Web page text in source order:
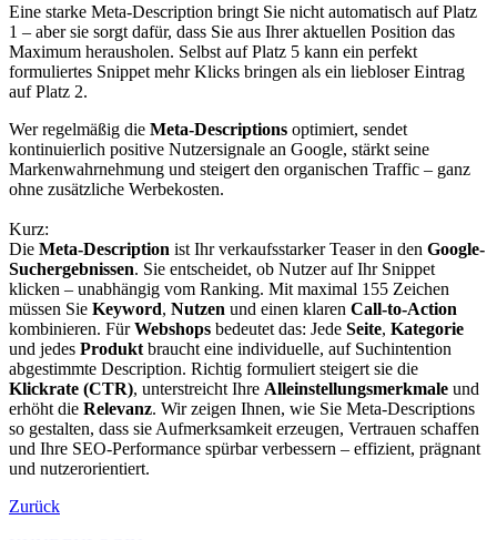
Eine starke Meta-Description bringt Sie nicht automatisch auf Platz
1 – aber sie sorgt dafür, dass Sie aus Ihrer aktuellen Position das
Maximum herausholen. Selbst auf Platz 5 kann ein perfekt
formuliertes Snippet mehr Klicks bringen als ein liebloser Eintrag
auf Platz 2.
Wer regelmäßig die Meta-Descriptions optimiert, sendet
kontinuierlich positive Nutzersignale an Google, stärkt seine
Markenwahrnehmung und steigert den organischen Traffic – ganz
ohne zusätzliche Werbekosten.
Kurz:
Die Meta-Description ist Ihr verkaufsstarker Teaser in den Google-
Suchergebnissen. Sie entscheidet, ob Nutzer auf Ihr Snippet
klicken – unabhängig vom Ranking. Mit maximal 155 Zeichen
müssen Sie Keyword, Nutzen und einen klaren Call-to-Action
kombinieren. FürWebshops bedeutet das: Jede Seite, Kategorie
und jedes Produkt braucht eine individuelle, auf Suchintention
abgestimmte Description. Richtig formuliert steigert sie die
Klickrate (CTR), unterstreicht Ihre Alleinstellungsmerkmale und
erhöht die Relevanz. Wir zeigen Ihnen, wie Sie Meta-Descriptions
so gestalten, dass sie Aufmerksamkeit erzeugen, Vertrauen schaffen
und Ihre SEO-Performance spürbar verbessern – effizient, prägnant
und nutzerorientiert.
Zurück